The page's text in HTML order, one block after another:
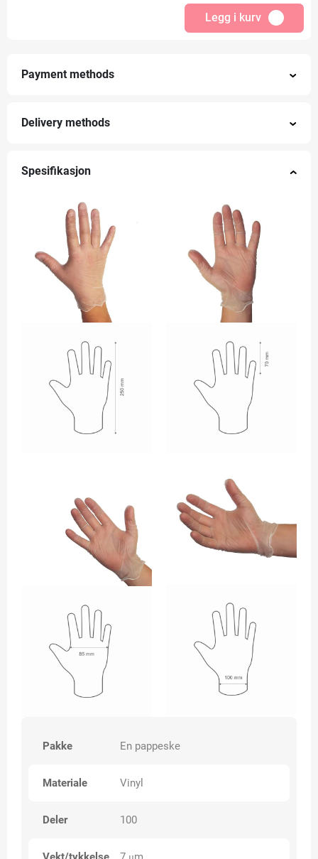
Legg i kurv
Payment methods
Delivery methods
Spesifikasjon
Pakke En pappeske
Materiale Vinyl
Deler 100